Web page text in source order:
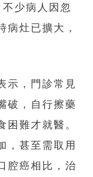
少病人因忽
病灶已擴大，
示，門診常見
破，自行擦藥
困難才就醫。
，甚至需取用
腔癌相比，治